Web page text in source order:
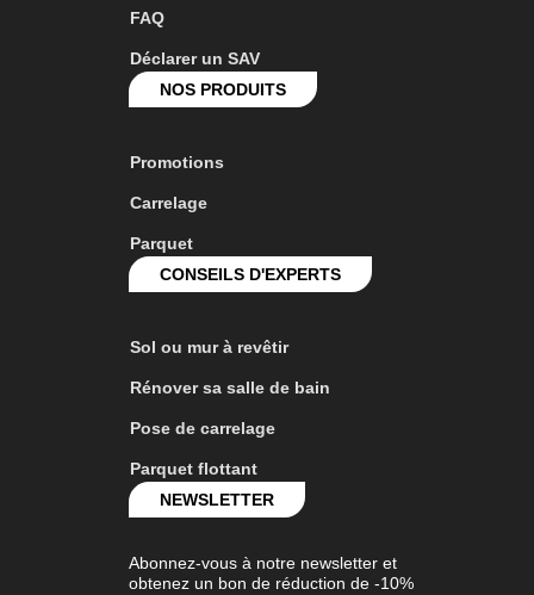
FAQ
Déclarer un SAV
NOS PRODUITS
Promotions
Carrelage
Parquet
CONSEILS D'EXPERTS
Sol ou mur à revêtir
Rénover sa salle de bain
Pose de carrelage
Parquet flottant
NEWSLETTER
Abonnez-vous à notre newsletter et
obtenez un bon de réduction de -10%